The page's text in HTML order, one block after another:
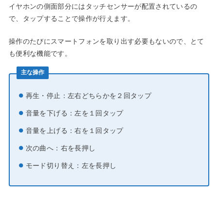
イヤホンの側面部分にはタッチセンサーが配置されているの
で、タップすることで操作が行えます。
操作のたびにスマートフォンを取り出す必要もないので、とて
も便利な機能です。
主な操作
再生・停止：左右どちらかを２回タップ
音量を下げる：左を１回タップ
音量を上げる：右を１回タップ
次の曲へ：右を長押し
モード切り替え：左を長押し